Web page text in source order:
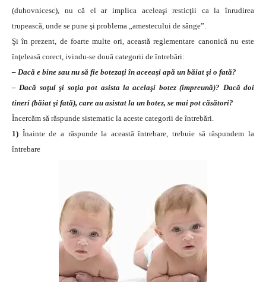
(duhovnicesc), nu că el ar implica aceleaşi resticţii ca la înrudirea
trupească, unde se pune şi problema „amestecului de sânge”.
Şi în prezent, de foarte multe ori, această reglementare canonică nu este
înţeleasă corect, ivindu-se două categorii de întrebări:
– Dacă e bine sau nu să fie botezaţi în aceeaşi apă un băiat şi o fată?
– Dacă soţul şi soţia pot asista la acelaşi botez (împreună)? Dacă doi
tineri (băiat şi fată), care au asistat la un botez, se mai pot căsători?
Încercăm să răspunde sistematic la aceste categorii de întrebări.
1) Înainte de a răspunde la această întrebare, trebuie să răspundem la
întrebare